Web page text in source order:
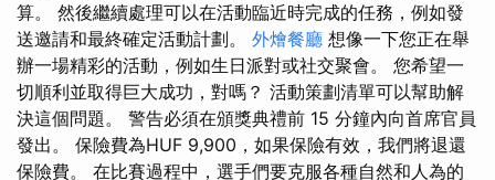
算。 然後繼續處理可以在活動臨近時完成的任務，例如發
送邀請和最終確定活動計劃。 外燴餐廳 想像一下您正在舉
辦一場精彩的活動，例如生日派對或社交聚會。 您希望一
切順利並取得巨大成功，對嗎？ 活動策劃清單可以幫助解
決這個問題。 警告必須在頒獎典禮前 15 分鐘內向首席官員
發出。 保險費為HUF 9,900，如果保險有效，我們將退還
保險費。 在比賽過程中，選手們要克服各種自然和人為的